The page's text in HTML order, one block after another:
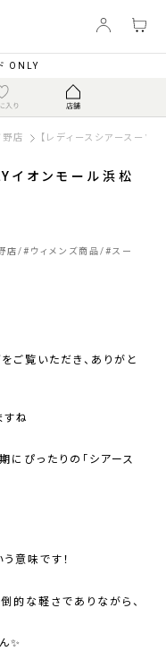
ONLY
野店 【レディースシアースーツ
イオンモール浜松
店 # ウィメンズ商品 # スー
ご覧いただき、ありがと
すね
にぴったりの「シアース
意味です！
的な軽さでありながら、
✨